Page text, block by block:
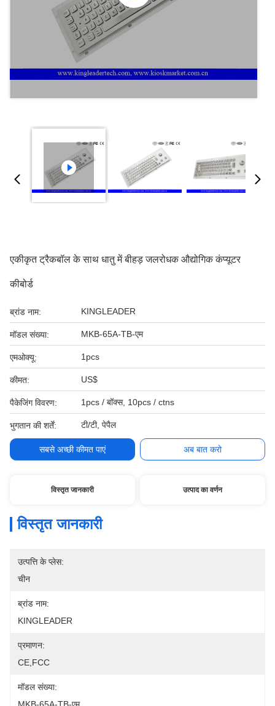
एकीकृत ट्रैकबॉल के साथ धातु में बीहड़ जलरोधक औद्योगिक कंप्यूटर
कीबोर्ड
ब्रांड नाम: KINGLEADER
मॉडल संख्या: MKB-65A-TB-एम
एमओक्यू: 1pcs
कीमत: US$
पैकेजिंग विवरण: 1pcs / बॉक्स, 10pcs / ctns
भुगतान की शर्तें: टी/टी, पेपैल
सबसे अच्छी कीमत पाएं अब बात करो
विस्तृत जानकारी उत्पाद का वर्णन
विस्तृत जानकारी
उत्पत्ति के प्लेस:
चीन
ब्रांड नाम:
KINGLEADER
प्रमाणन:
CE,FCC
मॉडल संख्या: